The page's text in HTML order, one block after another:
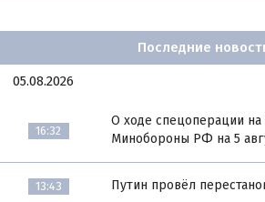
Последние
05.08.2026
16:32
О ходе спецоперации на
Минобороны РФ на 5
13:43 Путин провёл